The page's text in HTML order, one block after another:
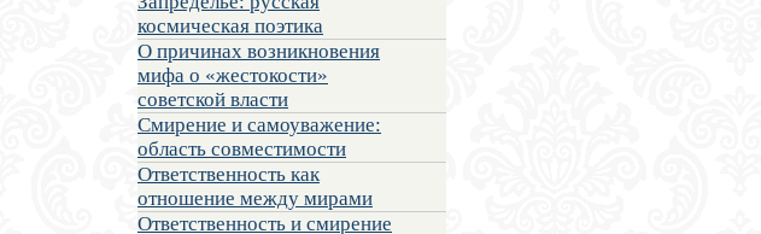
космическая поэтика
О причинах возникновения
мифа о «жестокости»
советской власти
Смирение и самоуважение:
область совместимости
Ответственность как
отношение между мирами
Ответственность и смирение